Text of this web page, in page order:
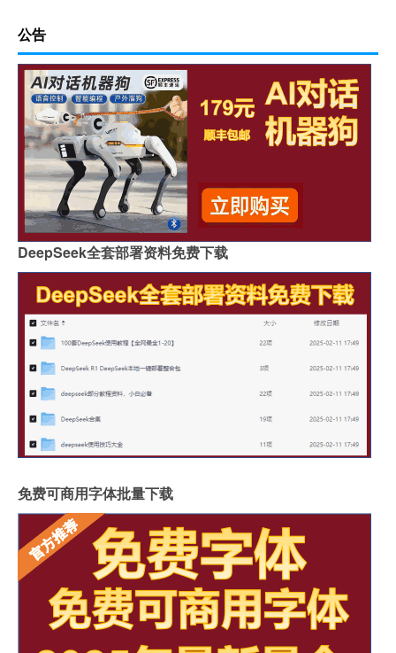
公告
DeepSeek全套部署资料免费下载
免费可商用字体批量下载